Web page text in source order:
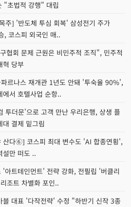
"초법적 강행" 대립
주] '반도체 투심 회복' 삼성전기 주가
, 코스피 외국인 매..
협회 문제 근원은 비민주적 조직", 민주적
혁 당부
르나스 재개관 1년도 안돼 '투숙율 90%',
에서 호텔사업 순항..
투더문'으로 고객 만난 우리은행, 상생 플
대 결제 밑그림
산다⑥] 코스피 최대 변수도 'AI 합종연횡',
설만 떠도 ..
'아트테인먼트' 전략 강화, 전필립 '버클리
조트 차별화 포인..
블 대표 '다작전략' 수정 "하반기 신작 3종